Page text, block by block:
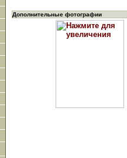
Дополнительные фотографии